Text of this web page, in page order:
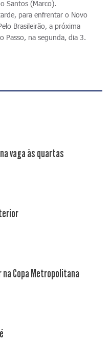
Santos (Marco).
para enfrentar o Novo
Brasileirão, a próxima
Passo, na segunda, dia 3.
vaga às quartas
na Copa Metropolitana